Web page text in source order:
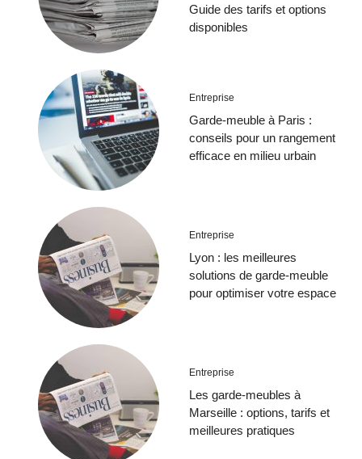
Guide des tarifs et options
disponibles
Entreprise
Garde-meuble à Paris :
conseils pour un rangement
efficace en milieu urbain
Entreprise
Lyon : les meilleures
solutions de garde-meuble
pour optimiser votre espace
Entreprise
Les garde-meubles à
Marseille : options, tarifs et
meilleures pratiques